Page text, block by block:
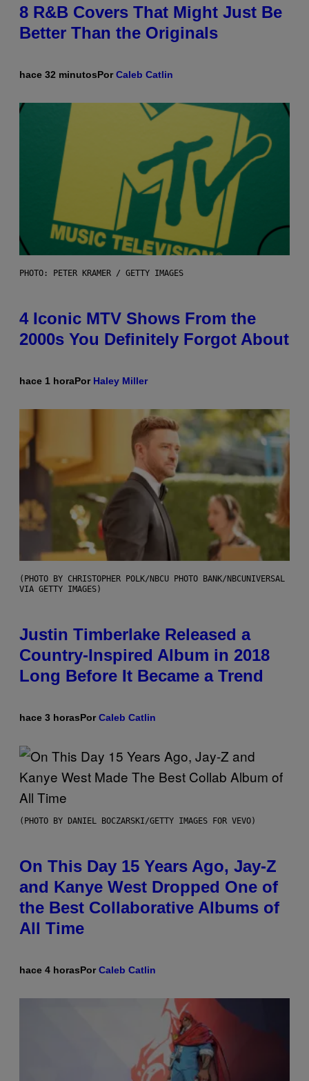
8 R&B Covers That Might Just Be
Better Than the Originals
hace 32 minutosPorCaleb Catlin
PHOTO: PETER KRAMER / GETTY IMAGES
4 Iconic MTV Shows From the
2000s You Definitely Forgot About
hace 1 horaPor Haley Miller
(PHOTO BY CHRISTOPHER POLK/NBCU PHOTO BANK/NBCUNIVERSAL
VIA GETTY IMAGES)
Justin Timberlake Released a
Country-Inspired Album in 2018
Long Before It Became a Trend
hace 3 horasPorCaleb Catlin
(PHOTO BY DANIEL BOCZARSKI/GETTY IMAGES FOR VEVO)
On This Day 15 Years Ago, Jay-Z
and Kanye West Dropped One of
the Best Collaborative Albums of
All Time
hace 4 horasPorCaleb Catlin